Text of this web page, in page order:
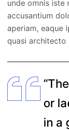
unde omnis iste
accusantium
aperiam, eaque
quasi architecto
or
in a